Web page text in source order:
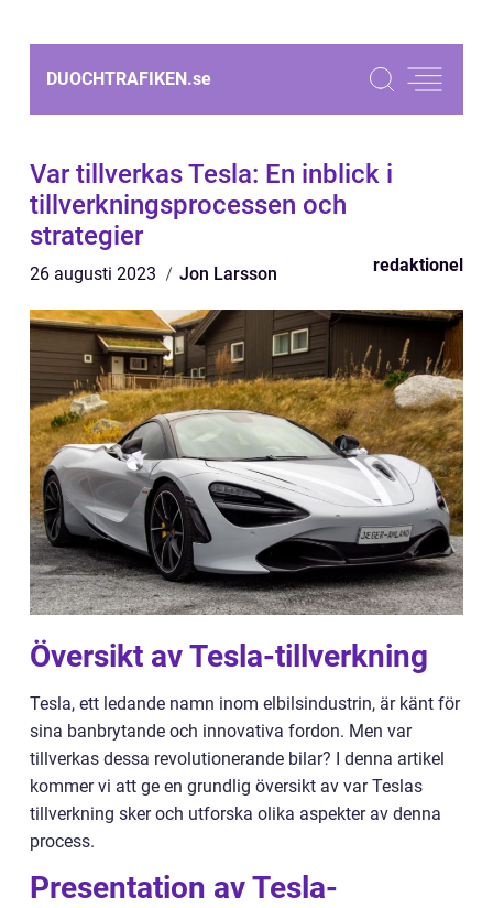
DUOCHTRAFIKEN.se
Var tillverkas Tesla: En inblick i
tillverkningsprocessen och
strategier
26 augusti 2023 Jon Larsson redaktionel
Översikt av Tesla-tillverkning
Tesla, ett ledande namn inom elbilsindustrin, är känt för
sina banbrytande och innovativa fordon. Men var
tillverkas dessa revolutionerande bilar? I denna artikel
kommer vi att ge en grundlig översikt av var Teslas
tillverkning sker och utforska olika aspekter av denna
process.
Presentation av Tesla-